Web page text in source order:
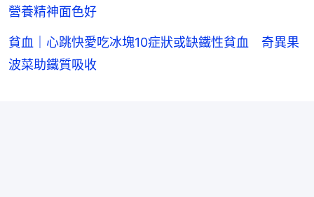
營養精神面色好
貧血｜心跳快愛吃冰塊10症狀或缺鐵性貧血 奇異果
波菜助鐵質吸收